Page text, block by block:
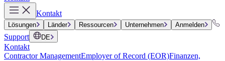
Kontakt
Lösungen Länder Ressourcen Unternehmen Anmelden
Support DE
Kontakt
Contractor ManagementEmployer of Record (EOR)Finanzen,